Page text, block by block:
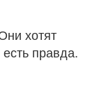
хотят
правда.